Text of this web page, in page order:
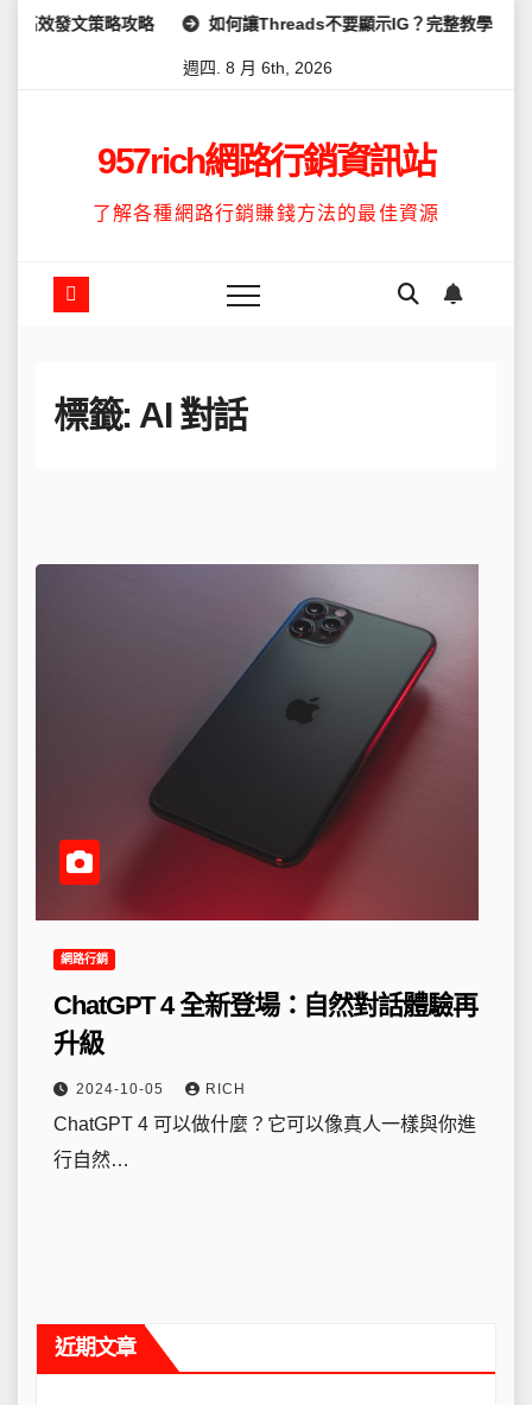
Skip
發文策略攻略 如何讓Threads不要顯示IG？完整教學：高效管
週四. 8 月 6th, 2026
957rich網路行銷資訊站
了解各種網路行銷賺錢方法的最佳資源
標籤: AI 對話
網路行銷
ChatGPT 4 全新登場：自然對話體驗再
升級
2024-10-05 RICH
ChatGPT 4 可以做什麼？它可以像真人一樣與你進
行自然…
近期文章